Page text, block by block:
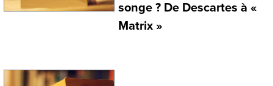
songe ? De Descartes à «
Matrix »